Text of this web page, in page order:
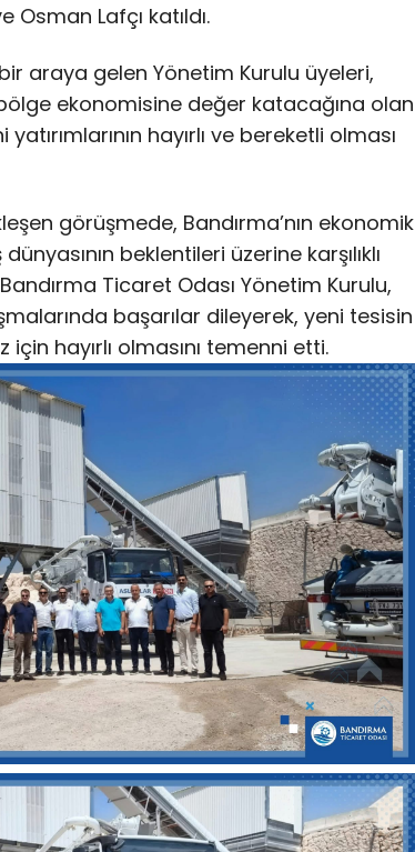
Osman Lafçı katıldı.
araya gelen Yönetim Kurulu üyeleri,
ekonomisine değer katacağına olan
hayırlı ve bereketli olması
görüşmede, Bandırma’nın ekonomik
beklentileri üzerine karşılıklı
Ticaret Odası Yönetim Kurulu,
başarılar dileyerek, yeni tesisin
hayırlı olmasını temenni etti.